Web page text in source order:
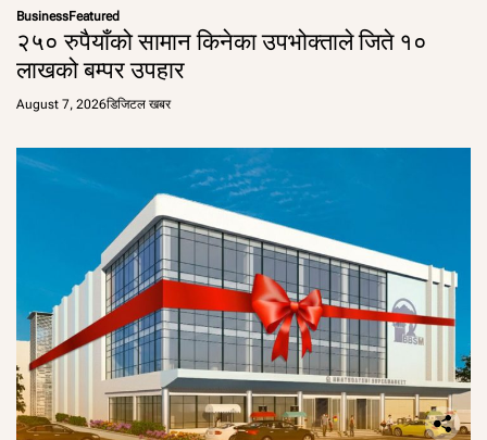
BusinessFeatured
२५० रुपैयाँको सामान किनेका उपभोक्ताले जिते १०
लाखको बम्पर उपहार
August 7, 2026डिजिटल खबर